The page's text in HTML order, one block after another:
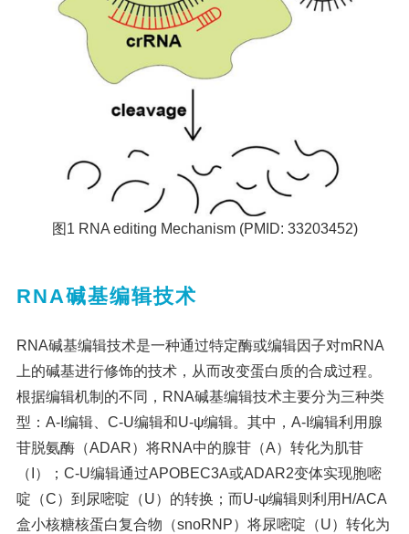
图1 RNA editing Mechanism (PMID: 33203452)
RNA碱基编辑技术
RNA碱基编辑技术是一种通过特定酶或编辑因子对mRNA
上的碱基进行修饰的技术，从而改变蛋白质的合成过程。
根据编辑机制的不同，RNA碱基编辑技术主要分为三种类
型：A-I编辑、C-U编辑和U-ψ编辑。其中，A-I编辑利用腺
苷脱氨酶（ADAR）将RNA中的腺苷（A）转化为肌苷
（I）；C-U编辑通过APOBEC3A或ADAR2变体实现胞嘧
啶（C）到尿嘧啶（U）的转换；而U-ψ编辑则利用H/ACA
盒小核糖核蛋白复合物（snoRNP）将尿嘧啶（U）转化为